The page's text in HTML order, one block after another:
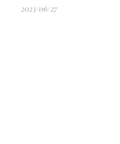
2023/06/27